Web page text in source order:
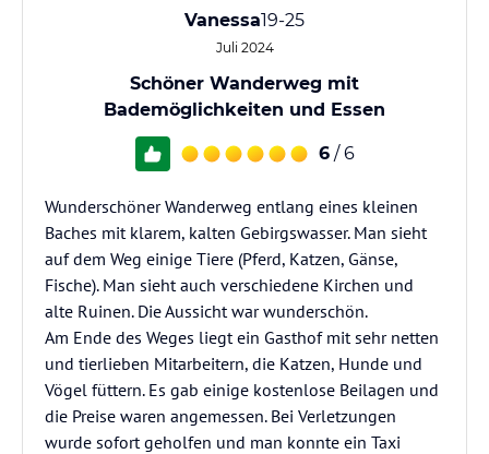
Vanessa19-25
Juli 2024
Schöner Wanderweg mit
Bademöglichkeiten und Essen
6 / 6
Wunderschöner Wanderweg entlang eines kleinen
Baches mit klarem, kalten Gebirgswasser. Man sieht
auf dem Weg einige Tiere (Pferd, Katzen, Gänse,
Fische). Man sieht auch verschiedene Kirchen und
alte Ruinen. Die Aussicht war wunderschön.
Am Ende des Weges liegt ein Gasthof mit sehr netten
und tierlieben Mitarbeitern, die Katzen, Hunde und
Vögel füttern. Es gab einige kostenlose Beilagen und
die Preise waren angemessen. Bei Verletzungen
wurde sofort geholfen und man konnte ein Taxi